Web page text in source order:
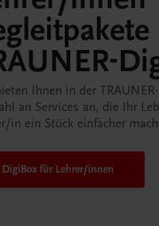
Ihnen in der
an Services an, die Ihr
in ein Stück einfacher
DigiBox für Lehrer/innen